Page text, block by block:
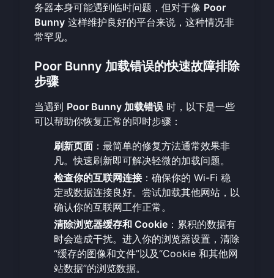
务器本身可能遇到临时问题，但对于像 Poor
Bunny 这样维护良好的平台来说，这种情况非
常罕见。
Poor Bunny 加载错误的快速故障排除
步骤
当遇到 Poor Bunny 加载错误 时，以下是一些
可以帮助你恢复正常的即时步骤：
刷新页面 ：最简单的修复方法通常效果非
凡。快速刷新即可解决轻微的加载问题。
检查你的互联网连接：确保你的 Wi-Fi 稳
定或数据连接良好。尝试加载其他网站，以
确认你的互联网工作正常。
清除浏览器缓存和 Cookie ：累积的数据有
时会造成干扰。进入你的浏览器设置，清除
“缓存的图像和文件”以及“Cookie 和其他网
站数据”的浏览数据。